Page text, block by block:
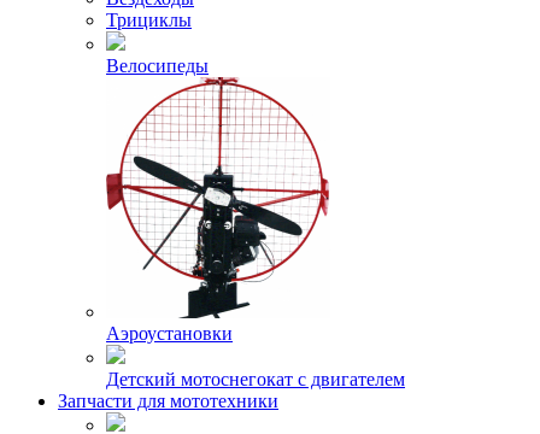
Трициклы
Велосипеды
Аэроустановки
Детский мотоснегокат с двигателем
Запчасти для мототехники